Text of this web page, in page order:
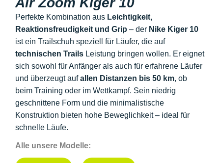
Perfekte Kombination aus Leichtigkeit,
Reaktionsfreudigkeit und Grip – der Nike Kiger 10
ist ein Trailschuh speziell für Läufer, die auf
technischen Trails Leistung bringen wollen. Er eignet
sich sowohl für Anfänger als auch für erfahrene Läufer
und überzeugt aufallen Distanzen bis 50 km, ob
beim Training oder im Wettkampf. Sein niedrig
geschnittene Form und die minimalistische
Konstruktion bieten hohe Beweglichkeit – ideal für
schnelle Läufe.
Alle unsere Modelle: